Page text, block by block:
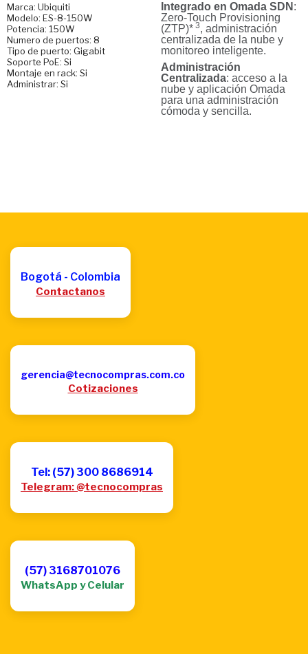
Marca: Ubiquiti
Modelo: ES-8-150W
Potencia: 150W
Numero de puertos: 8
Tipo de puerto: Gigabit
Soporte PoE: Si
Montaje en rack: Si
Administrar: Si
Integrado en Omada SDN :
Zero-Touch Provisioning
(ZTP)* 3, administración
centralizada de la nube y
monitoreo inteligente.
Administración
Centralizada: acceso a la
nube y aplicación Omada
para una administración
cómoda y sencilla.
Bogotá - Colombia
Contactanos
gerencia@tecnocompras.com.co
Cotizaciones
Tel: (57) 300 8686914
Telegram: @tecnocompras
(57) 3168701076
WhatsApp y Celular